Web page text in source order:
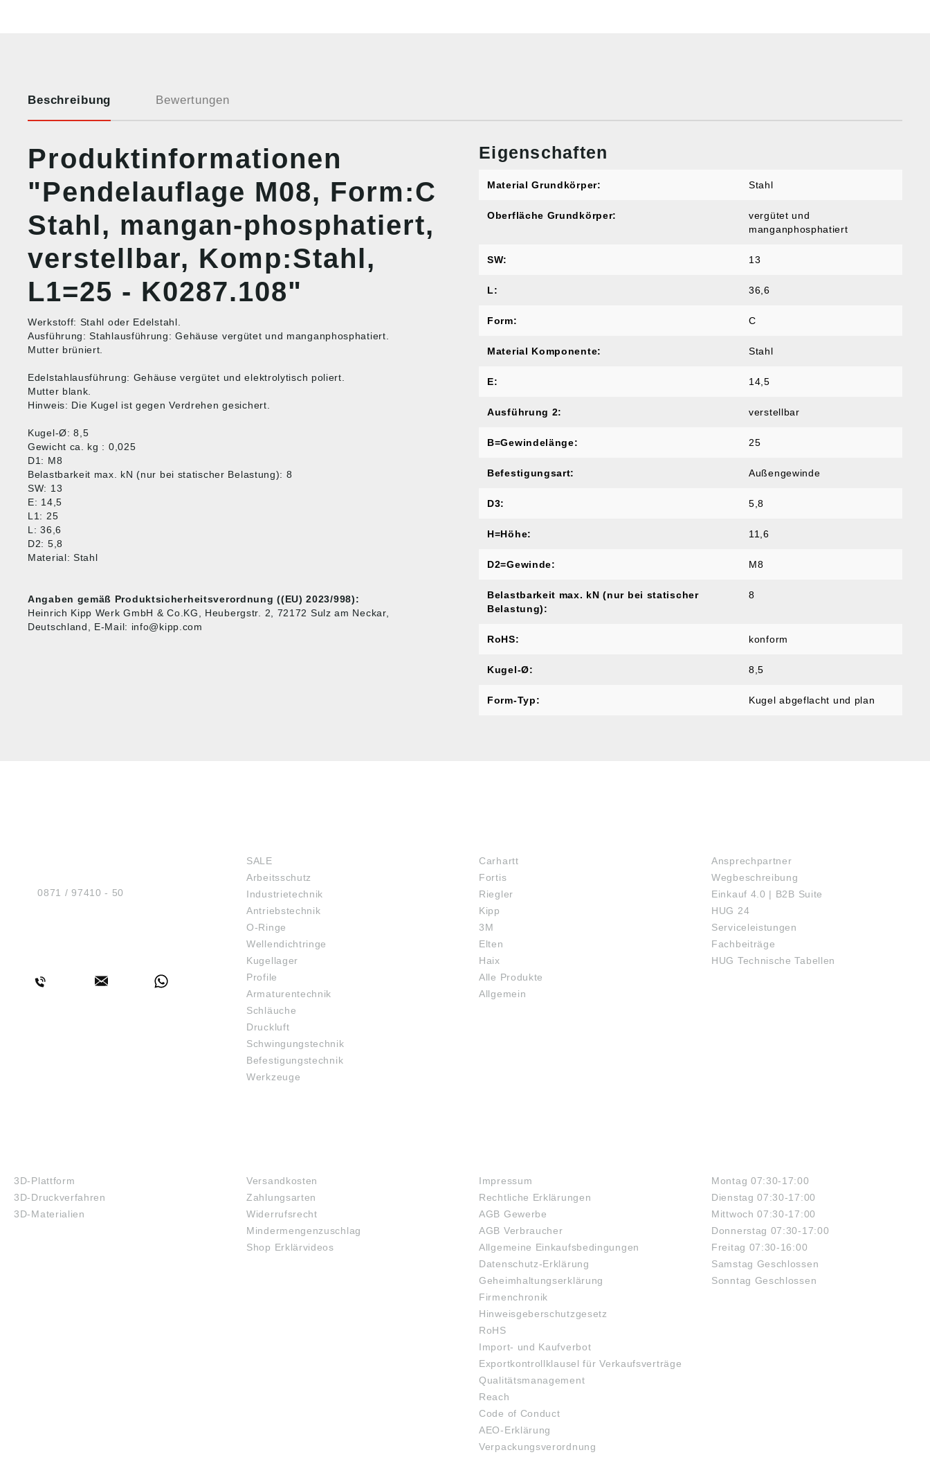
Beschreibung Bewertungen
Produktinformationen
"Pendelauflage M08, Form:C
Stahl, mangan-phosphatiert,
verstellbar, Komp:Stahl,
L1=25 - K0287.108"
Werkstoff: Stahl oder Edelstahl.
Ausführung: Stahlausführung: Gehäuse vergütet und manganphosphatiert.
Mutter brüniert.
Edelstahlausführung: Gehäuse vergütet und elektrolytisch poliert.
Mutter blank.
Hinweis: Die Kugel ist gegen Verdrehen gesichert.
Kugel-Ø: 8,5
Gewicht ca. kg : 0,025
D1: M8
Belastbarkeit max. kN (nur bei statischer Belastung): 8
SW: 13
E: 14,5
L1: 25
L: 36,6
D2: 5,8
Material: Stahl
Angaben gemäß Produktsicherheitsverordnung ((EU) 2023/998):
Heinrich Kipp Werk GmbH & Co.KG, Heubergstr. 2, 72172 Sulz am Neckar,
Deutschland, E-Mail: info@kipp.com
Eigenschaften
Material Grundkörper: Stahl
Oberfläche Grundkörper:
vergütet und
manganphosphatiert
SW: 13
L: 36,6
Form: C
Material Komponente: Stahl
E: 14,5
Ausführung 2: verstellbar
B=Gewindelänge: 25
Befestigungsart: Außengewinde
D3: 5,8
H=Höhe: 11,6
D2=Gewinde: M8
Belastbarkeit max. kN (nur bei statischer
Belastung):
8
RoHS: konform
Kugel-Ø: 8,5
Form-Typ: Kugel abgeflacht und plan
Tel.:0871 / 97410 - 50
SALE
Arbeitsschutz
Industrietechnik
Antriebstechnik
O-Ringe
Wellendichtringe
Kugellager
Profile
Armaturentechnik
Schläuche
Druckluft
Schwingungstechnik
Befestigungstechnik
Werkzeuge
Carhartt
Fortis
Riegler
Kipp
3M
Elten
Haix
Alle Produkte
Allgemein
Ansprechpartner
Wegbeschreibung
Einkauf 4.0 | B2B Suite
HUG 24
Serviceleistungen
Fachbeiträge
HUG Technische Tabellen
3D-Plattform
3D-Druckverfahren
3D-Materialien
Versandkosten
Zahlungsarten
Widerrufsrecht
Mindermengenzuschlag
Shop Erklärvideos
Impressum
Rechtliche Erklärungen
AGB Gewerbe
AGB Verbraucher
Allgemeine Einkaufsbedingungen
Datenschutz-Erklärung
Geheimhaltungserklärung
Firmenchronik
Hinweisgeberschutzgesetz
RoHS
Import- und Kaufverbot
Exportkontrollklausel für Verkaufsverträge
Qualitätsmanagement
Reach
Code of Conduct
AEO-Erklärung
Verpackungsverordnung
Montag 07:30-17:00
Dienstag 07:30-17:00
Mittwoch 07:30-17:00
Donnerstag 07:30-17:00
Freitag 07:30-16:00
Samstag Geschlossen
Sonntag Geschlossen